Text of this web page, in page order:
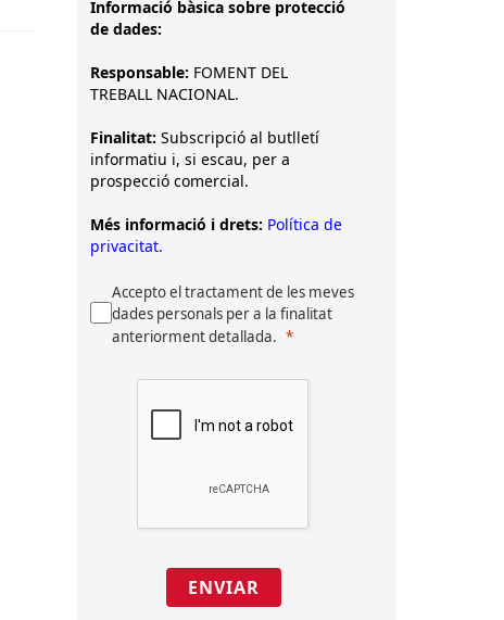
Informació bàsica sobre protecció
de dades:
Responsable: FOMENT DEL
TREBALL NACIONAL.
Finalitat: Subscripció al butlletí
informatiu i, si escau, per a
prospecció comercial.
Més informació i drets: Política de
privacitat.
Accepto el tractament de les meves
dades personals per a la finalitat
anteriorment detallada.
ENVIAR